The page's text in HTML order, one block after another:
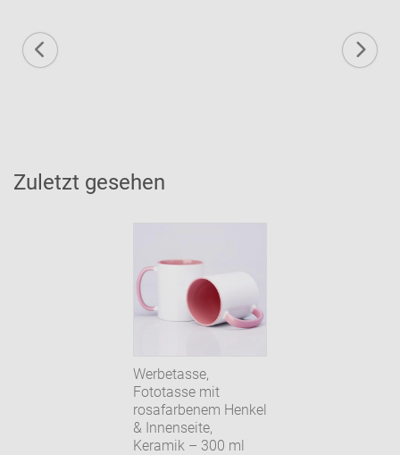
Zuletzt gesehen
Werbetasse,
Fototasse mit
rosafarbenem Henkel
& Innenseite,
Keramik – 300 ml